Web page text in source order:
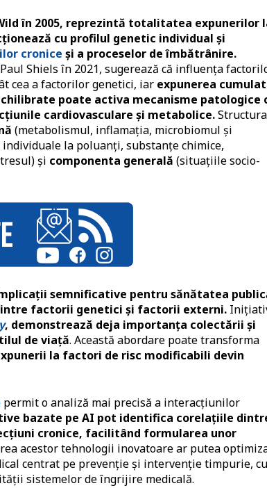
în 2005, reprezintă totalitatea expunerilor
cu profilul genetic individual și
cronice și a proceselor de îmbătrânire.
Shiels în 2021, sugerează că influența
cea a factorilor genetici, iar expunerea
poate activa mecanisme patologice
cardiovasculare și metabolice.
(metabolismul, inflamația, microbiomul și
la poluanți, substanțe chimice,
și componenta generală (situațiile socio-
semnificative pentru sănătatea
factorii genetici și factorii externi.
, demonstrează deja importanța colectării și
de viață. Această abordare poate transforma
la factori de risc modificabili devin
permit o analiză mai precisă a interacțiunilor
bazate pe AI pot identifica corelațiile
cronice, facilitând formularea unor
acestor tehnologii inovatoare ar putea
centrat pe prevenție și intervenție timpurie, cu
sistemelor de îngrijire medicală.